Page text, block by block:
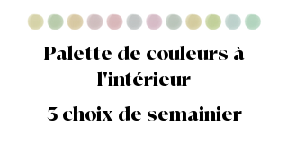
Palette de couleurs à
l'intérieur
3 choix de semainier